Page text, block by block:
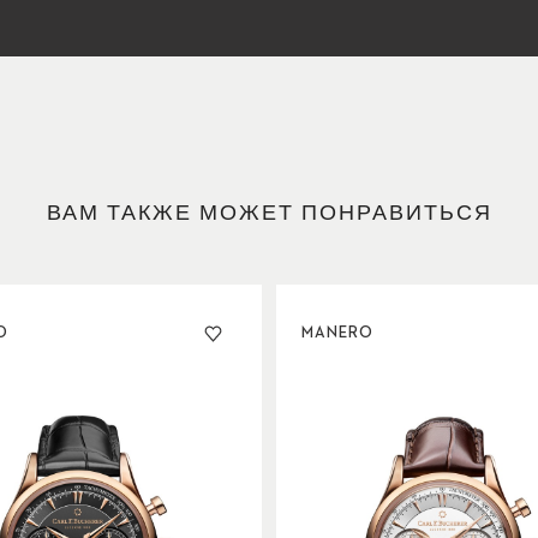
ВАМ ТАКЖЕ МОЖЕТ ПОНРАВИТЬСЯ
MANERO